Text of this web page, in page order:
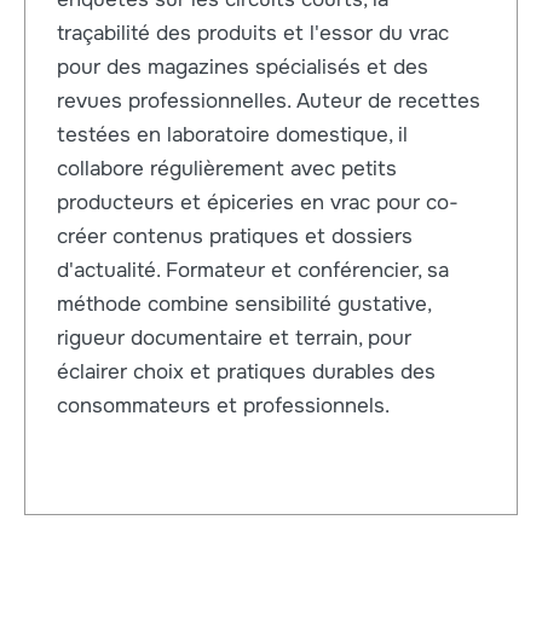
traçabilité des produits et l'essor du vrac
pour des magazines spécialisés et des
revues professionnelles. Auteur de recettes
testées en laboratoire domestique, il
collabore régulièrement avec petits
producteurs et épiceries en vrac pour co-
créer contenus pratiques et dossiers
d'actualité. Formateur et conférencier, sa
méthode combine sensibilité gustative,
rigueur documentaire et terrain, pour
éclairer choix et pratiques durables des
consommateurs et professionnels.